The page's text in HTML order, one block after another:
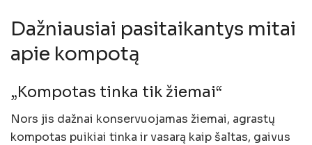
Dažniausiai pasitaikantys mitai
apie kompotą
„Kompotas tinka tik žiemai“
Nors jis dažnai konservuojamas žiemai, agrastų
kompotas puikiai tinka ir vasarą kaip šaltas, gaivus